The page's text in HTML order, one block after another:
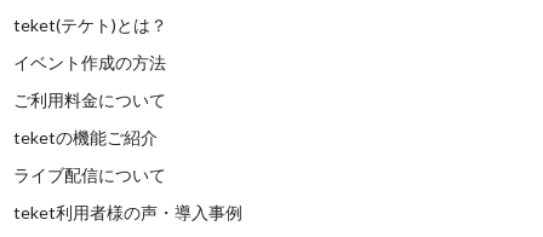
teket(テケト)とは？
イベント作成の方法
ご利用料金について
teketの機能ご紹介
ライブ配信について
teket利用者様の声・導入事例